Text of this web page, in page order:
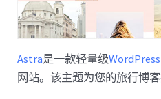
Astra是一款轻量级
网站。该主题为您的旅行博